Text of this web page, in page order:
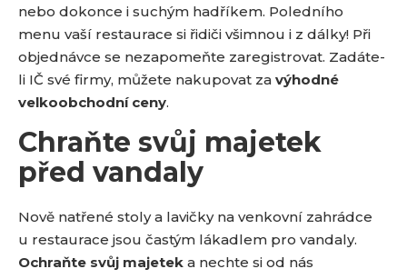
nebo dokonce i suchým hadříkem. Poledního
menu vaší restaurace si řidiči všimnou i z dálky! Při
objednávce se nezapomeňte zaregistrovat. Zadáte-
li IČ své firmy, můžete nakupovat za výhodné
velkoobchodní ceny.
Chraňte svůj majetek
před vandaly
Nově natřené stoly a lavičky na venkovní zahrádce
u restaurace jsou častým lákadlem pro vandaly.
Ochraňte svůj majetek a nechte si od nás